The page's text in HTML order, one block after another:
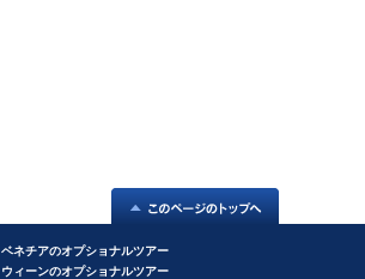
ベネチアのオプショナルツアー
ウィーンのオプショナルツアー